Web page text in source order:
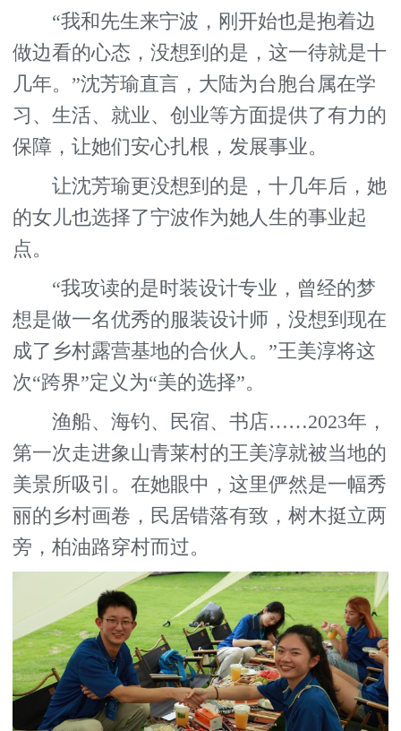
“我和先生来宁波，刚开始也是抱着边
做边看的心态，没想到的是，这一待就是十
几年。”沈芳瑜直言，大陆为台胞台属在学
习、生活、就业、创业等方面提供了有力的
保障，让她们安心扎根，发展事业。
让沈芳瑜更没想到的是，十几年后，她
的女儿也选择了宁波作为她人生的事业起
点。
“我攻读的是时装设计专业，曾经的梦
想是做一名优秀的服装设计师，没想到现在
成了乡村露营基地的合伙人。”王美淳将这
次“跨界”定义为“美的选择”。
渔船、海钓、民宿、书店……2023年，
第一次走进象山青莱村的王美淳就被当地的
美景所吸引。在她眼中，这里俨然是一幅秀
丽的乡村画卷，民居错落有致，树木挺立两
旁，柏油路穿村而过。